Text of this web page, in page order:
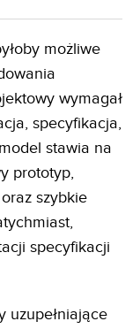
możliwe
wymagał
specyfikacja,
stawia na
prototyp,
szybkie
specyfikacji
uzupełniające